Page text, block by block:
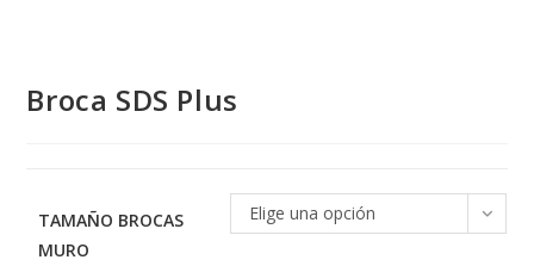
Broca SDS Plus
TAMAÑO BROCAS
MURO
Elige una opción